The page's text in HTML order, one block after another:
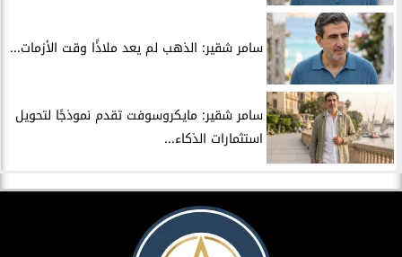
سامر شقير: الذهب لم يعد ملاذًا وقت الأزمات...
سامر شقير: مايكروسوفت تقدم نموذجًا لتحويل
استثمارات الذكاء...